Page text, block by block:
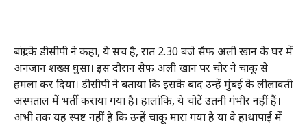
बांद्रा के डीसीपी ने कहा, ये सच है, रात 2.30 बजे सैफ अली खान के घर में
अनजान शख्स घुसा। इस दौरान सैफ अली खान पर चोर ने चाकू से
हमला कर दिया। डीसीपी ने बताया कि इसके बाद उन्हें मुंबई के लीलावती
अस्पताल में भर्ती कराया गया है। हालांकि, ये चोटें उतनी गंभीर नहीं हैं।
अभी तक यह स्पष्ट नहीं है कि उन्हें चाकू मारा गया है या वे हाथापाई में